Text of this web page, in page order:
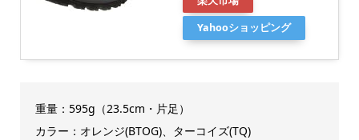
Yahooショッピング
重量：595g（23.5cm・片足）
カラー：オレンジ(BTOG)、ターコイズ(TQ)